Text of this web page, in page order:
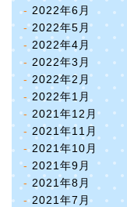
2022年6月
2022年5月
2022年4月
2022年3月
2022年2月
2022年1月
2021年12月
2021年11月
2021年10月
2021年9月
2021年8月
2021年7月